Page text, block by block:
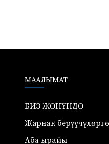
МААЛЫМАТ
БИЗ ЖӨНҮНДӨ
Жарнак берүүчүлөргө
Аба ырайы